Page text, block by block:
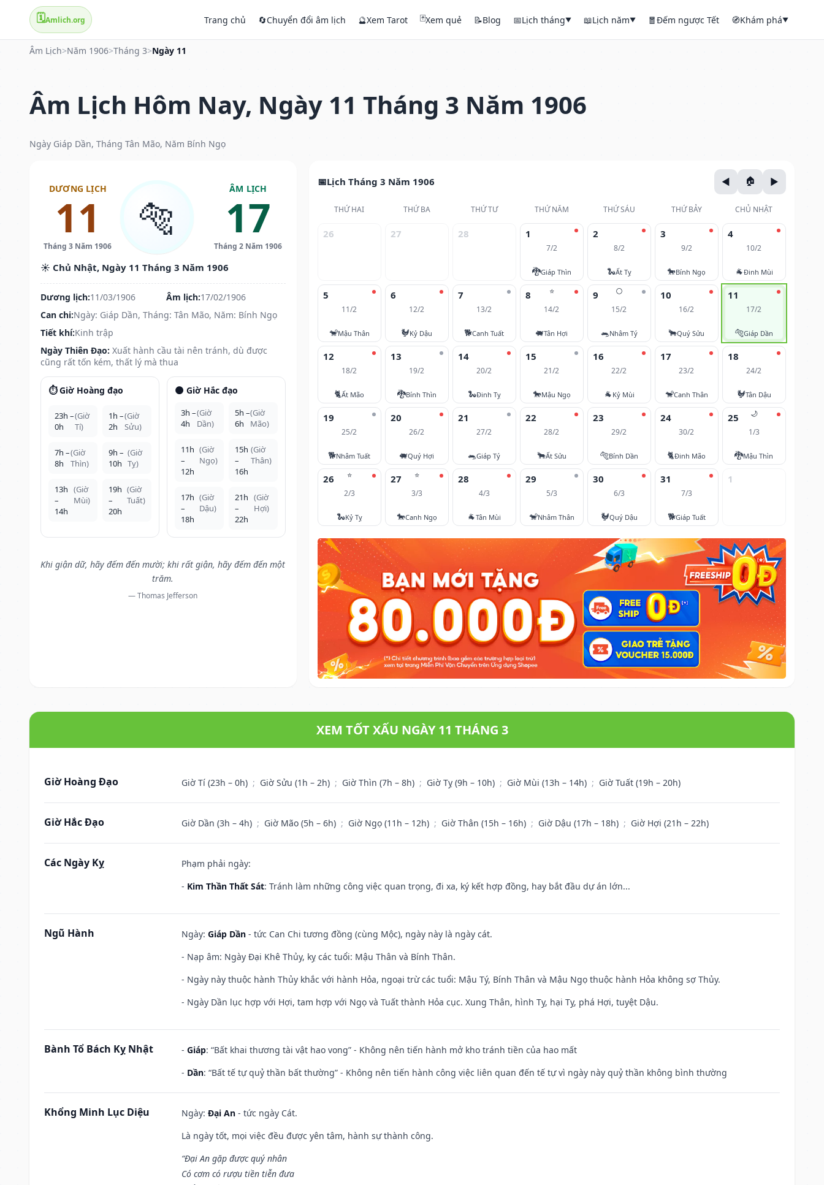
🗓️Amlich.org Trang chủ 🔄Chuyển đổi âm lịch 🔮Xem Tarot 🃏Xem quẻ 📝Blog 📅Lịch tháng▼ 📖Lịch năm▼ 🧧Đếm ngược Tết 🧭Khám phá▼
Âm Lịch>Năm 1906>Tháng 3>Ngày 11
Âm Lịch Hôm Nay, Ngày 11 Tháng 3 Năm 1906
Ngày Giáp Dần, Tháng Tân Mão, Năm Bính Ngọ
DƯƠNG LỊCH
11
Tháng 3 Năm 1906
🐅
ÂM LỊCH
17
Tháng 2 Năm 1906
☀️ Chủ Nhật, Ngày 11 Tháng 3 Năm 1906
Dương lịch:11/03/1906 Âm lịch:17/02/1906
Can chi:Ngày: Giáp Dần, Tháng: Tân Mão, Năm: Bính Ngọ
Tiết khí:Kinh trập
Ngày Thiên Đạo: Xuất hành cầu tài nên tránh, dù được
cũng rất tốn kém, thất lý mà thua
⏱️ Giờ Hoàng đạo
23h –
0h
(Giờ
Tí)
1h –
2h
(Giờ
Sửu)
7h –
8h
(Giờ
Thìn)
9h –
10h
(Giờ
Tỵ)
13h
–
14h
(Giờ
Mùi)
19h
–
20h
(Giờ
Tuất)
🌑 Giờ Hắc đạo
3h –
4h
(Giờ
Dần)
5h –
6h
(Giờ
Mão)
11h
–
12h
(Giờ
Ngọ)
15h
–
16h
(Giờ
Thân)
17h
–
18h
(Giờ
Dậu)
21h
–
22h
(Giờ
Hợi)
Khi giận dữ, hãy đếm đến mười; khi rất giận, hãy đếm đến một
trăm.
— Thomas Jefferson
Lịch Tháng 3 Năm 1906
THỨ HAI THỨ BA THỨ TƯ THỨ NĂM THỨ SÁU THỨ BẢY CHỦ NHẬT
26 27 28 1
7/2
🐉Giáp Thìn
2
8/2
🐍Ất Tỵ
3
9/2
🐎Bính Ngọ
4
10/2
🐐Đinh Mùi
5
11/2
🐒Mậu Thân
6
12/2
🐓Kỷ Dậu
7
13/2
🐕Canh Tuất
⭐
8
14/2
🐖Tân Hợi
🌕
9
15/2
🐀Nhâm Tý
10
16/2
🐂Quý Sửu
11
17/2
🐅Giáp Dần
12
18/2
🐈Ất Mão
13
19/2
🐉Bính Thìn
14
20/2
🐍Đinh Tỵ
15
21/2
🐎Mậu Ngọ
16
22/2
🐐 Kỷ Mùi
17
23/2
🐒Canh Thân
18
24/2
🐓Tân Dậu
19
25/2
🐕Nhâm Tuất
20
26/2
🐖Quý Hợi
21
27/2
🐀Giáp Tý
22
28/2
🐂Ất Sửu
23
29/2
🐅Bính Dần
24
30/2
🐈Đinh Mão
🌙
25
1/3
🐉Mậu Thìn
⭐
26
2/3
🐍Kỷ Tỵ
⭐
27
3/3
🐎Canh Ngọ
28
4/3
🐐Tân Mùi
29
5/3
🐒Nhâm Thân
30
6/3
🐓Quý Dậu
31
7/3
🐕Giáp Tuất
1
XEM TỐT XẤU NGÀY 11 THÁNG 3
Giờ Hoàng Đạo Giờ Tí (23h – 0h) ; Giờ Sửu (1h – 2h) ; Giờ Thìn (7h – 8h) ; Giờ Tỵ (9h – 10h) ; Giờ Mùi (13h – 14h) ; Giờ Tuất (19h – 20h)
Giờ Hắc Đạo Giờ Dần (3h – 4h) ; Giờ Mão (5h – 6h) ; Giờ Ngọ (11h – 12h) ; Giờ Thân (15h – 16h) ; Giờ Dậu (17h – 18h) ; Giờ Hợi (21h – 22h)
Các Ngày Kỵ
Phạm phải ngày:
- Kim Thần Thất Sát: Tránh làm những công việc quan trọng, đi xa, ký kết hợp đồng, hay bắt đầu dự án lớn...
Ngũ Hành Ngày: Giáp Dần - tức Can Chi tương đồng (cùng Mộc), ngày này là ngày cát.
- Nạp âm: Ngày Đại Khê Thủy, kỵ các tuổi: Mậu Thân và Bính Thân.
- Ngày này thuộc hành Thủy khắc với hành Hỏa, ngoại trừ các tuổi: Mậu Tý, Bính Thân và Mậu Ngọ thuộc hành Hỏa không sợ Thủy.
- Ngày Dần lục hợp với Hợi, tam hợp với Ngọ và Tuất thành Hỏa cục. Xung Thân, hình Tỵ, hại Tỵ, phá Hợi, tuyệt Dậu.
Bành Tổ Bách Kỵ Nhật - Giáp: “Bất khai thương tài vật hao vong” - Không nên tiến hành mở kho tránh tiền của hao mất
- Dần: “Bất tế tự quỷ thần bất thường” - Không nên tiến hành công việc liên quan đến tế tự vì ngày này quỷ thần không bình thường
Khổng Minh Lục Diệu Ngày: Đại An - tức ngày Cát.
Là ngày tốt, mọi việc đều được yên tâm, hành sự thành công.
“Đại An gặp được quý nhân
Có cơm có rượu tiền tiễn đưa